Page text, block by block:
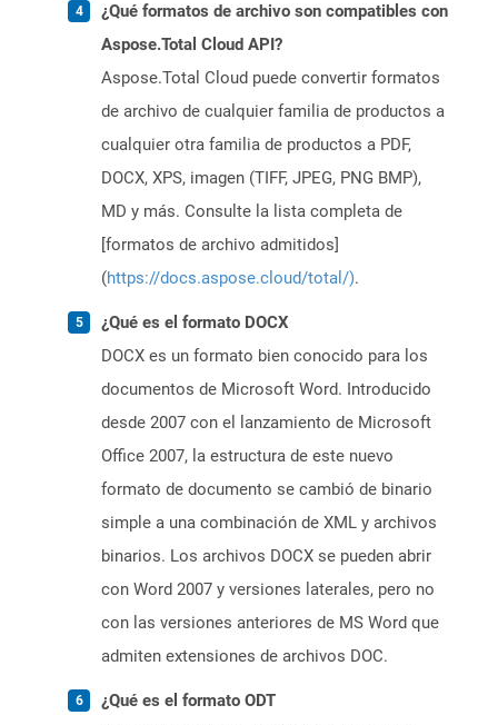
¿Qué formatos de archivo son compatibles con
Aspose.Total Cloud API?
Aspose.Total Cloud puede convertir formatos
de archivo de cualquier familia de productos a
cualquier otra familia de productos a PDF,
DOCX, XPS, imagen (TIFF, JPEG, PNG BMP),
MD y más. Consulte la lista completa de
[formatos de archivo admitidos]
(https://docs.aspose.cloud/total/).
¿Qué es el formato DOCX
DOCX es un formato bien conocido para los
documentos de Microsoft Word. Introducido
desde 2007 con el lanzamiento de Microsoft
Office 2007, la estructura de este nuevo
formato de documento se cambió de binario
simple a una combinación de XML y archivos
binarios. Los archivos DOCX se pueden abrir
con Word 2007 y versiones laterales, pero no
con las versiones anteriores de MS Word que
admiten extensiones de archivos DOC.
¿Qué es el formato ODT